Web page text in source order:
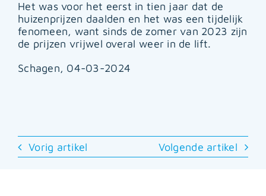
Het was voor het eerst in tien jaar dat de
huizenprijzen daalden en het was een tijdelijk
fenomeen, want sinds de zomer van 2023 zijn
de prijzen vrijwel overal weer in de lift.
Schagen, 04-03-2024
Vorig artikel Volgende artikel